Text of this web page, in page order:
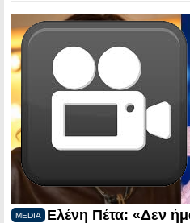
MEDIA
Ελένη Πέτα: «Δεν